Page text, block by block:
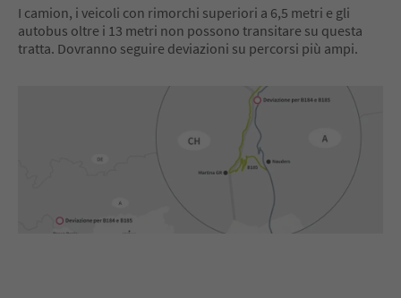
I camion, i veicoli con rimorchi superiori a 6,5 metri e gli
autobus oltre i 13 metri non possono transitare su questa
tratta. Dovranno seguire deviazioni su percorsi più ampi.